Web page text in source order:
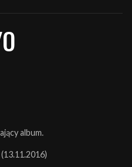
album.
(13.11.2016)